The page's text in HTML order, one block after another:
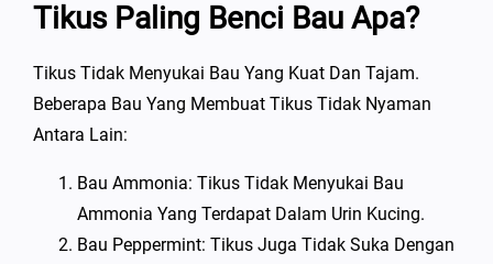
Tikus Paling Benci Bau Apa?
Tikus Tidak Menyukai Bau Yang Kuat Dan Tajam.
Beberapa Bau Yang Membuat Tikus Tidak Nyaman
Antara Lain:
Bau Ammonia: Tikus Tidak Menyukai Bau
Ammonia Yang Terdapat Dalam Urin Kucing.
Bau Peppermint: Tikus Juga Tidak Suka Dengan